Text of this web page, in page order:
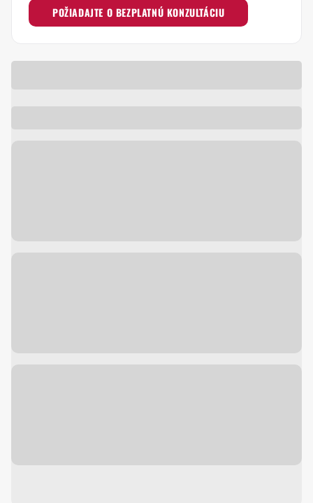
POŽIADAJTE O BEZPLATNÚ KONZULTÁCIU